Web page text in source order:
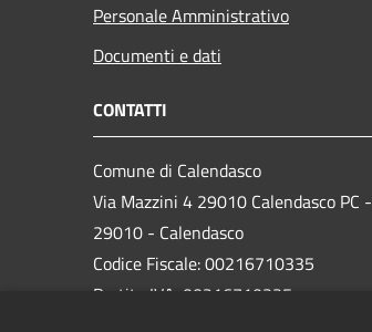
Personale Amministrativo
Documenti e dati
CONTATTI
Comune di Calendasco
Via Mazzini 4 29010 Calendasco PC -
29010 - Calendasco
Codice Fiscale: 00216710335
Partita IVA: 00216710335